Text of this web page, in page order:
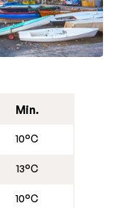
Min.
10°C
13°C
10°C